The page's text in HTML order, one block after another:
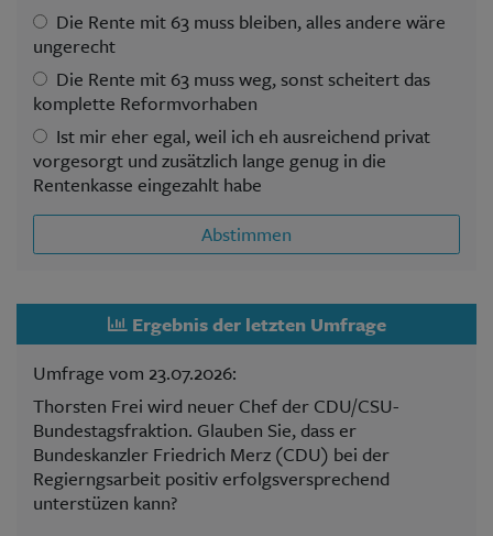
Die Rente mit 63 muss bleiben, alles andere wäre
ungerecht
Die Rente mit 63 muss weg, sonst scheitert das
komplette Reformvorhaben
Ist mir eher egal, weil ich eh ausreichend privat
vorgesorgt und zusätzlich lange genug in die
Rentenkasse eingezahlt habe
Abstimmen
Ergebnis der letzten Umfrage
Umfrage vom 23.07.2026:
Thorsten Frei wird neuer Chef der CDU/CSU-
Bundestagsfraktion. Glauben Sie, dass er
Bundeskanzler Friedrich Merz (CDU) bei der
Regierngsarbeit positiv erfolgsversprechend
unterstüzen kann?